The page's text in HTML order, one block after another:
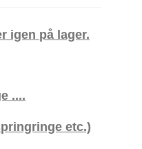
igen på lager.
....
etc.)